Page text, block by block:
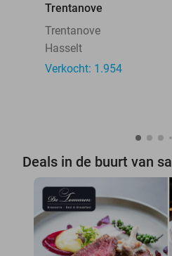
Trentanove
Trentanove
Hasselt
Verkocht: 1.954
Deals in de buurt van